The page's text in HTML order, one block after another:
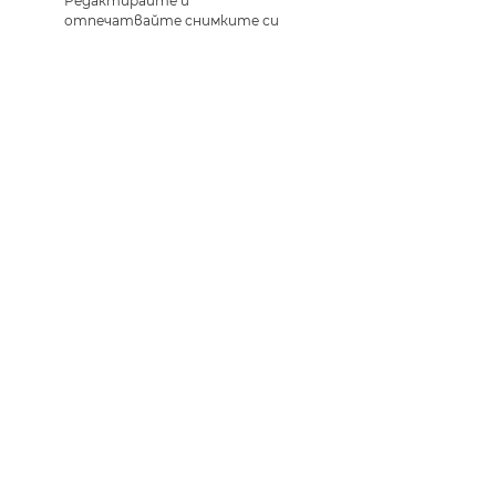
отпечатвайте снимките си